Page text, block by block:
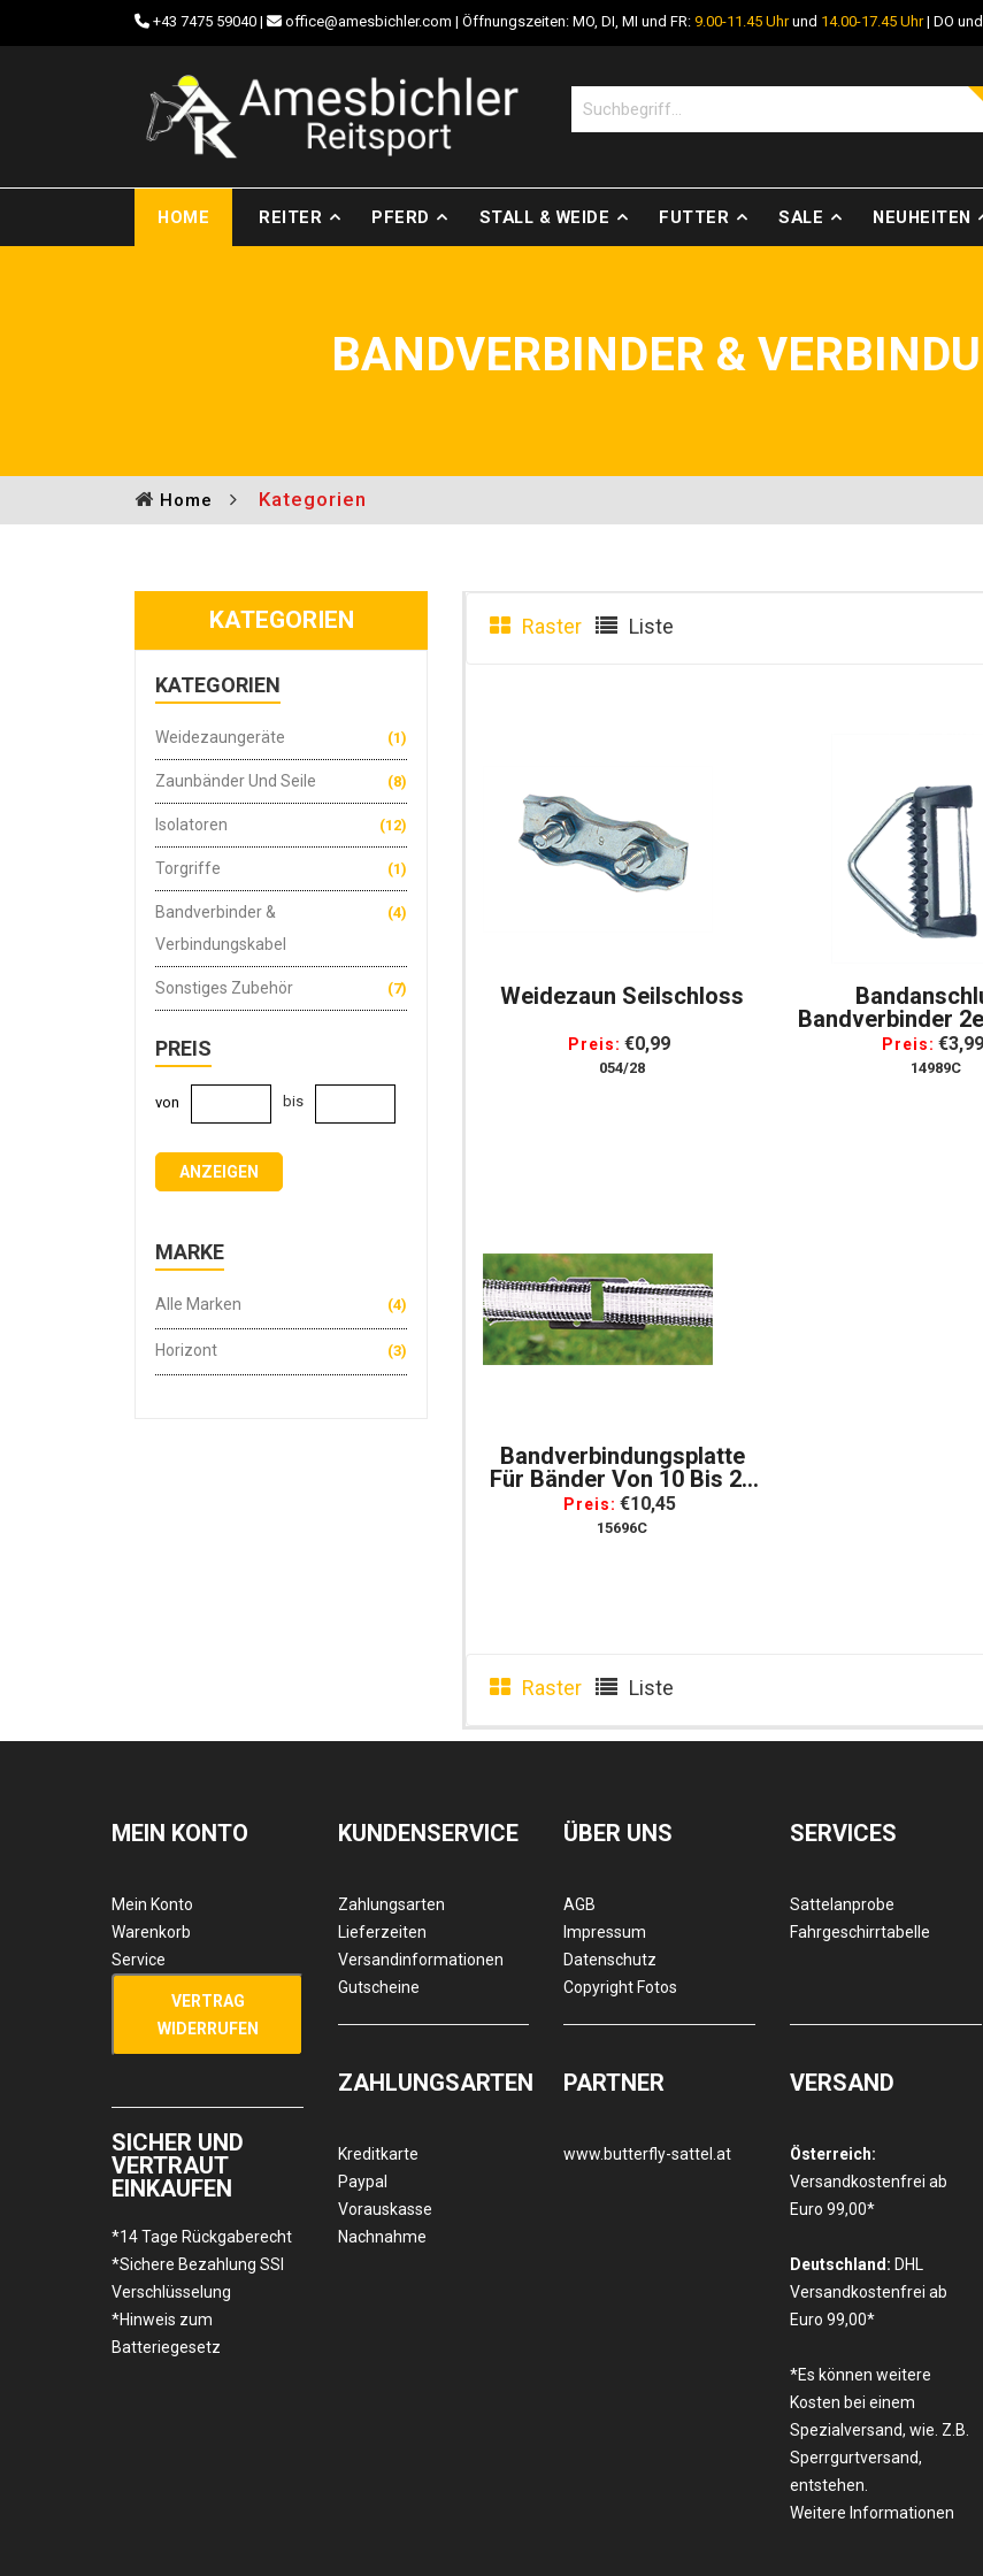
+43 7475 59040 | office@amesbichler.com | Öffnungszeiten: MO, DI, MI und FR: 9.00-11.45 Uhrund 14.00-17.45 Uhr| DO
HOME REITER PFERD STALL & WEIDE FUTTER SALE NEUHEITEN
BANDVERBINDER &
Home Kategorien
KATEGORIEN
KATEGORIEN
(1)
Weidezaungeräte
(8)
Zaunbänder Und Seile
(12)
Isolatoren
(1)
Torgriffe
(4)
Bandverbinder &
Verbindungskabel
(7)
Sonstiges Zubehör
PREIS
von bis
ANZEIGEN
MARKE
Alle Marken (4)
Horizont (3)
Raster Liste
Weidezaun Seilschloss
Preis: €0,99
054/28
Bandverbinder
Torgriff
Preis: €3,99
14989C
Bandverbindungsplatte
Für Bänder Von 10 Bis 20
Mm Set Mit 10 Stück
Preis: €10,45
15696C
Raster Liste
MEIN KONTO
Mein Konto
Warenkorb
Service
VERTRAG
WIDERRUFEN
SICHER UND
VERTRAUT
EINKAUFEN
*14 Tage Rückgaberecht
*Sichere Bezahlung SSl
Verschlüsselung
*Hinweis zum
Batteriegesetz
KUNDENSERVICE
Zahlungsarten
Lieferzeiten
Versandinformationen
Gutscheine
ZAHLUNGSARTEN
Kreditkarte
Paypal
Vorauskasse
Nachnahme
ÜBER UNS
AGB
Impressum
Datenschutz
Copyright Fotos
PARTNER
www.butterfly-sattel.at
SERVICES
Sattelanprobe
Fahrgeschirrtabelle
VERSAND
Österreich:
Versandkostenfrei ab
Euro 99,00*
Deutschland: DHL
Versandkostenfrei ab
Euro 99,00*
*Es können weitere
Kosten bei einem
Spezialversand, wie. Z.B.
Sperrgurtversand,
entstehen.
Weitere Informationen